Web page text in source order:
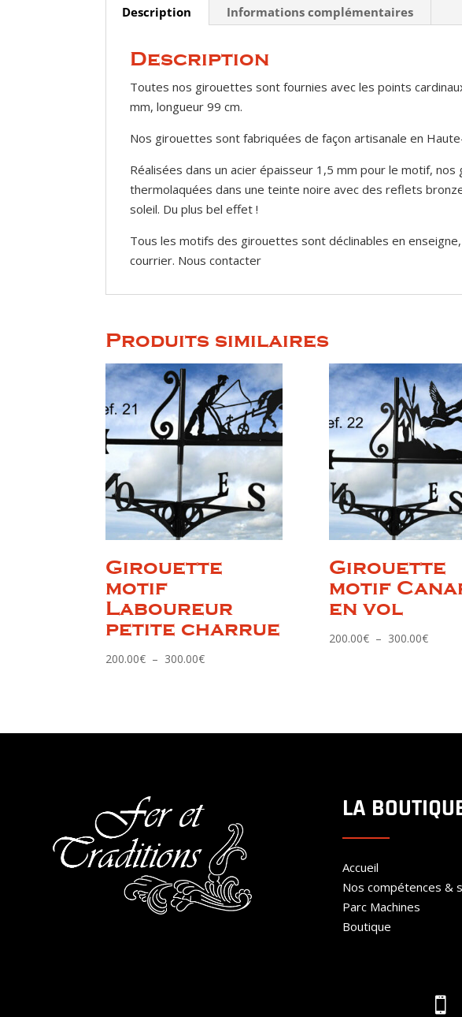
Description Informations complémentaires
Description
Toutes nos girouettes sont fournies avec les points
mm, longueur 99 cm.
Nos girouettes sont fabriquées de façon artisanale en
Réalisées dans un acier épaisseur 1,5 mm pour le motif,
thermolaquées dans une teinte noire avec des reflets
soleil. Du plus bel effet !
Tous les motifs des girouettes sont déclinables en
courrier. Nous contacter
Produits similaires
Girouette
motif
Laboureur
petite charrue
200.00€ – 300.00€Plage
à
Girouette
motif
en vol
200.00€ – 300.00€Plage
LA
Accueil
Nos compétences &
Parc Machines
Boutique
